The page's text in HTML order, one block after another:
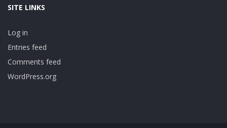
SITE LINKS
Log in
Entries feed
Comments feed
WordPress.org